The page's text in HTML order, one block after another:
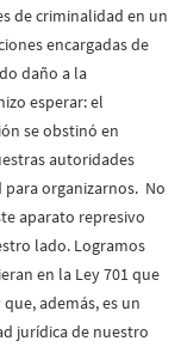
de criminalidad en un
encargadas de
daño a la
esperar: el
se obstinó en
autoridades
para organizarnos. No
aparato represivo
lado. Logramos
en la Ley 701 que
además, es un
jurídica de nuestro